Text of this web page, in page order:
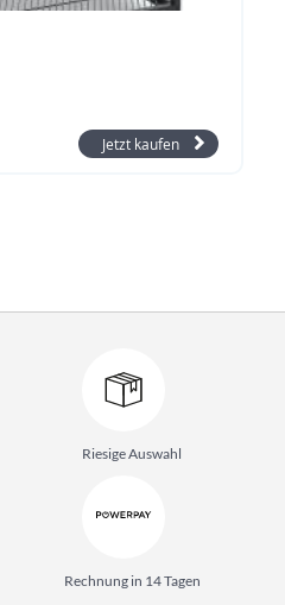
Jetzt kaufen
Riesige Auswahl
Rechnung in 14 Tagen